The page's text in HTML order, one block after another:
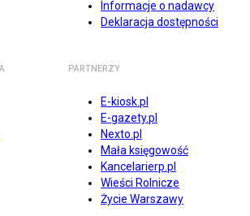
Informacje o nadawcy
Deklaracja dostępności
PARTNERZY
E-kiosk.pl
E-gazety.pl
Nexto.pl
Mała księgowość
Kancelarierp.pl
Wieści Rolnicze
Życie Warszawy